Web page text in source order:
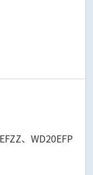
、WD20EFP